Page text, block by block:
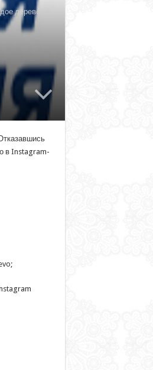
дерево на
в Instagram-